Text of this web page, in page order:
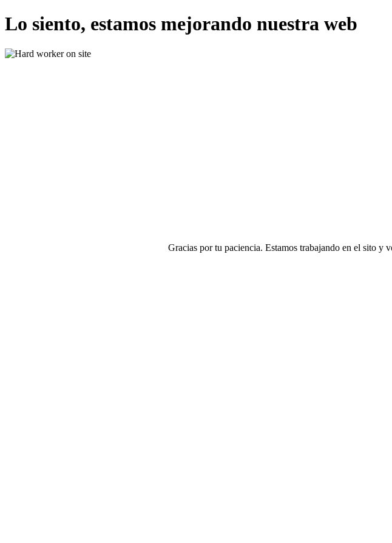
Lo siento, estamos mejorando nuestra web
Gracias por tu paciencia. Estamos trabajando en el sito y